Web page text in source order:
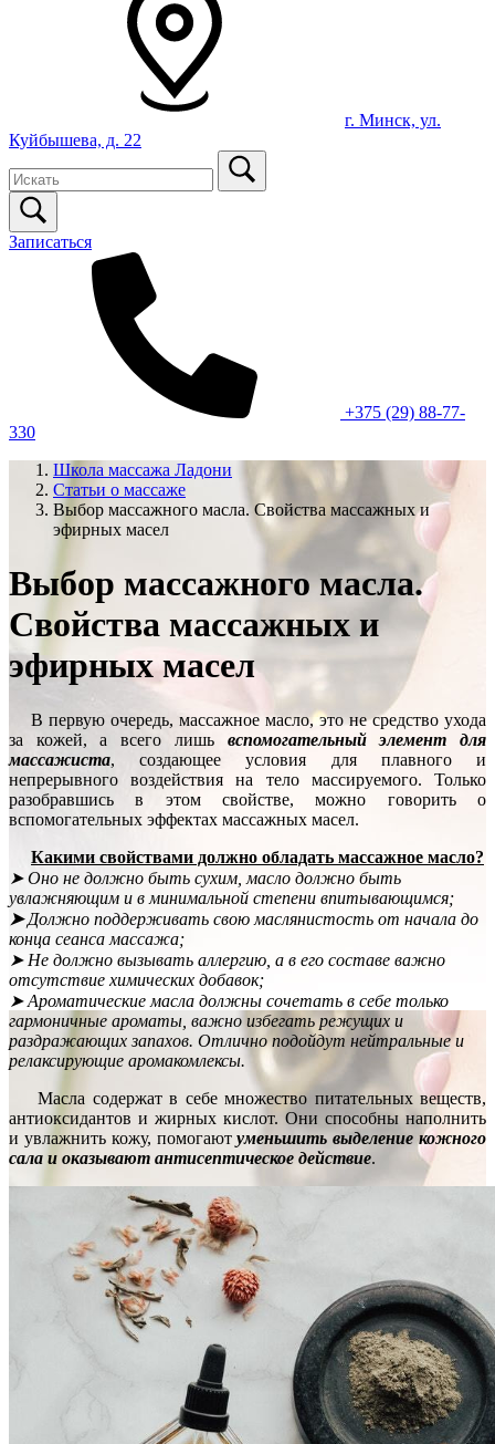
г. Минск, ул.
Куйбышева, д. 22
Записаться
+375 (29) 88-77-
330
Школа массажа Ладони
Статьи о массаже
Выбор массажного масла. Свойства массажных и
эфирных масел
Выбор массажного масла.
Свойства массажных и
эфирных масел
В первую очередь, массажное масло, это не средство ухода
за кожей, а всего лишь вспомогательный элемент для
массажиста, создающее условия для плавного и
непрерывного воздействия на тело массируемого. Только
разобравшись в этом свойстве, можно говорить о
вспомогательных эффектах массажных масел.
Какими свойствами должно обладать массажное масло?
➤ Оно не должно быть сухим, масло должно быть
увлажняющим и в минимальной степени впитывающимся;
➤Должно поддерживать свою маслянистость от начала до
конца сеанса массажа;
➤ Не должно вызывать аллергию, а в его составе важно
отсутствие химических добавок;
➤ Ароматические масла должны сочетать в себе только
гармоничные ароматы, важно избегать режущих и
раздражающих запахов. Отлично подойдут нейтральные и
релаксирующие аромакомлексы.
Масла содержат в себе множество питательных веществ,
антиоксидантов и жирных кислот. Они способны наполнить
и увлажнить кожу, помогаютуменьшить выделение кожного
сала и оказывают антисептическое действие.